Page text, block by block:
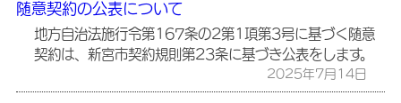
随意契約の公表について
地方自治法施行令第167条の2第1項第3号に基づく随意
契約は、新宮市契約規則第23条に基づき公表をします。
2025年7月14日